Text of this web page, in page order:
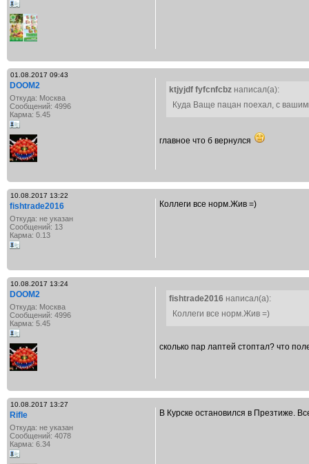
01.08.2017 09:43
DOOM2
Откуда: Москва
Сообщений: 4996
Карма: 5.45
ktjyjdf fyfcnfcbz написал(а):
Куда Ваще пацан поехал, с
главное что б вернулся
10.08.2017 13:22
fishtrade2016
Откуда: не указан
Сообщений: 13
Карма: 0.13
Коллеги все норм.Жив =)
10.08.2017 13:24
DOOM2
Откуда: Москва
Сообщений: 4996
Карма: 5.45
fishtrade2016 написал(а):
Коллеги все норм.Жив =)
сколько пар лаптей стоптал? что
10.08.2017 13:27
Rifle
Откуда: не указан
Сообщений: 4078
Карма: 6.34
В Курске остановился в Презтиже.